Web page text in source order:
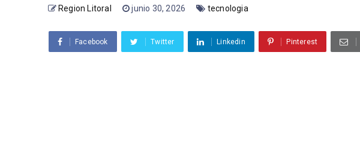
Region Litoral junio 30, 2026 tecnologia
Facebook Twitter Linkedin Pinterest